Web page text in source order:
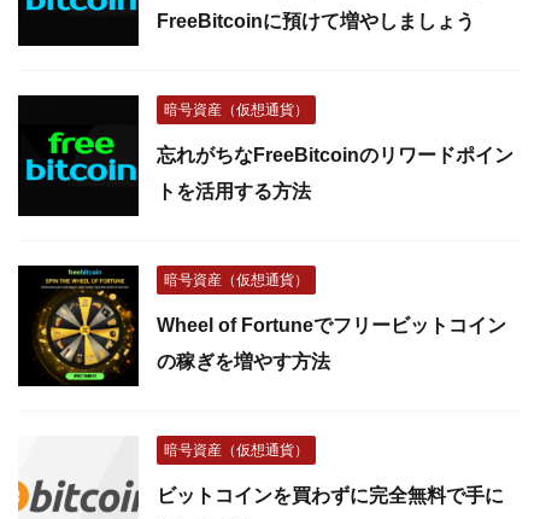
FreeBitcoinに預けて増やしましょう
暗号資産（仮想通貨）
忘れがちなFreeBitcoinのリワードポイン
トを活用する方法
暗号資産（仮想通貨）
Wheel of Fortuneでフリービットコイン
の稼ぎを増やす方法
暗号資産（仮想通貨）
ビットコインを買わずに完全無料で手に